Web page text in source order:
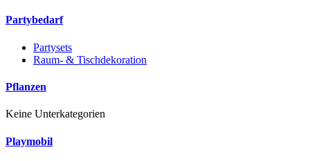
Partybedarf
Partysets
Raum- & Tischdekoration
Pflanzen
Keine Unterkategorien
Playmobil